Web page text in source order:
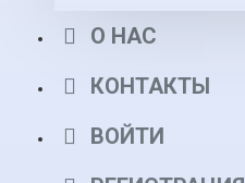
О НАС
КОНТАКТЫ
ВОЙТИ